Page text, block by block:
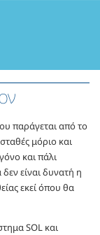
παράγεται από το
μόριο και
και πάλι
είναι δυνατή η
εκεί όπου θα
SOL και